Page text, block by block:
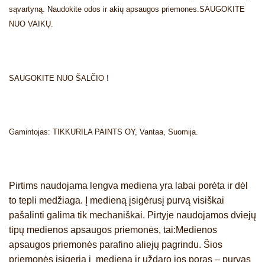
sąvartyną. Naudokite odos ir akių apsaugos priemones.SAUGOKITE
NUO VAIKŲ.
SAUGOKITE NUO ŠALČIO !
Gamintojas: TIKKURILA PAINTS OY, Vantaa, Suomija.
Pirtims naudojama lengva mediena yra labai porėta ir dėl
to tepli medžiaga. Į medieną įsigėrusį purvą visiškai
pašalinti galima tik mechaniškai. Pirtyje naudojamos dviejų
tipų medienos apsaugos priemonės, tai:Medienos
apsaugos priemonės parafino aliejų pagrindu. Šios
priemonės įsigeria į medieną ir uždaro jos poras – purvas